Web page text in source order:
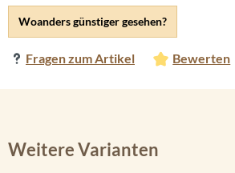
Woanders günstiger gesehen?
Fragen zum Artikel Bewerten
Weitere Varianten